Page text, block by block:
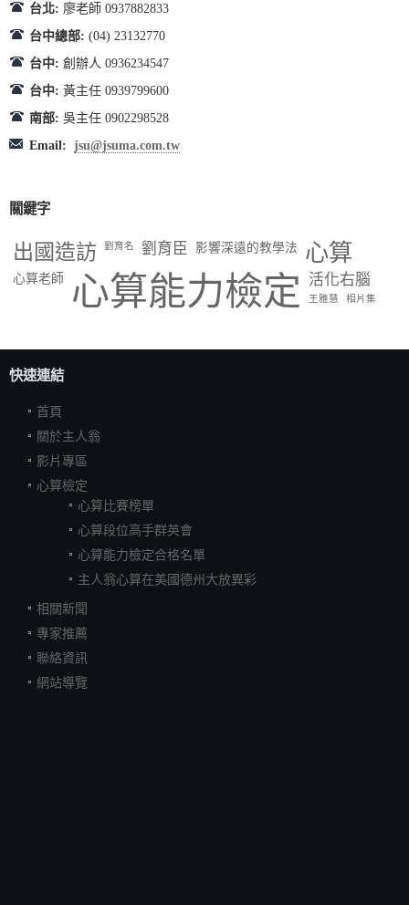
台北: 廖老師 0937882833
台中總部: (04) 23132770
台中: 創辦人 0936234547
台中: 黃主任 0939799600
南部: 吳主任 0902298528
Email: jsu@jsuma.com.tw
關鍵字
出國造訪 劉育名 劉育臣 影響深遠的教學法 心算
心算老師 心算能力檢定 活化右腦
王雅慧 相片集
快速連結
首頁
關於主人翁
影片專區
心算檢定
心算比賽榜單
心算段位高手群英會
心算能力檢定合格名單
主人翁心算在美國德州大放異彩
相關新聞
專家推薦
聯絡資訊
網站導覽